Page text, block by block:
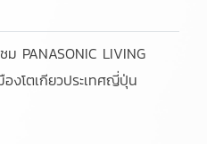
ม PANASONIC LIVING
องโตเกียวประเทศญี่ปุ่น